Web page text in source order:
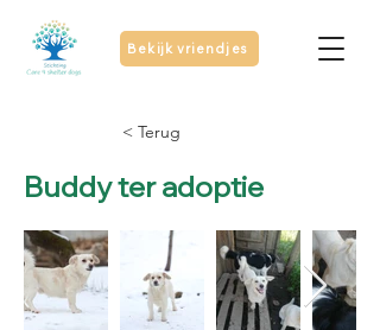
Bekijk vriendjes
< Terug
Buddy ter adoptie